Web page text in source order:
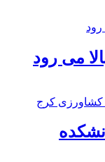
می رود